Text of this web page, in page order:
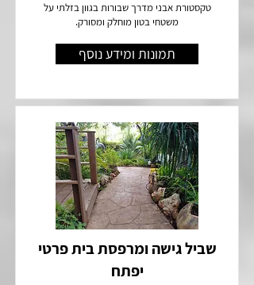
טקסטורת אבני מדרך שבורות בגוון בזלתי על
משטחי בטון מוחלק ומסורק.
תמונות ומידע נוסף
שביל גישה ומרפסת בית פרטי
יפתח